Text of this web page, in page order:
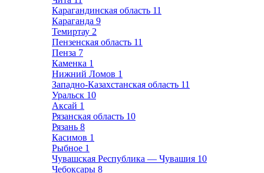
Карагандинская область 11
Караганда 9
Темиртау 2
Пензенская область 11
Пенза 7
Каменка 1
Нижний Ломов 1
Западно-Казахстанская область 11
Уральск 10
Аксай 1
Рязанская область 10
Рязань 8
Касимов 1
Рыбное 1
Чувашская Республика — Чувашия 10
Чебоксары 8